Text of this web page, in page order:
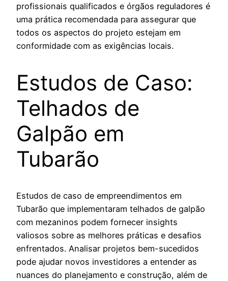
profissionais qualificados e órgãos reguladores é
uma prática recomendada para assegurar que
todos os aspectos do projeto estejam em
conformidade com as exigências locais.
Estudos de Caso:
Telhados de
Galpão em
Tubarão
Estudos de caso de empreendimentos em
Tubarão que implementaram telhados de galpão
com mezaninos podem fornecer insights
valiosos sobre as melhores práticas e desafios
enfrentados. Analisar projetos bem-sucedidos
pode ajudar novos investidores a entender as
nuances do planejamento e construção, além de